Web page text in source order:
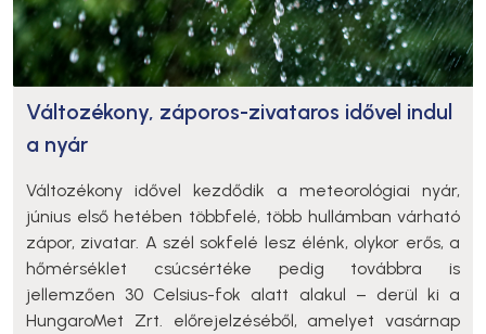
Változékony, záporos-zivataros idővel indul
a nyár
Változékony idővel kezdődik a meteorológiai nyár,
június első hetében többfelé, több hullámban várható
zápor, zivatar. A szél sokfelé lesz élénk, olykor erős, a
hőmérséklet csúcsértéke pedig továbbra is
jellemzően 30 Celsius-fok alatt alakul – derül ki a
HungaroMet Zrt. előrejelzéséből, amelyet vasárnap